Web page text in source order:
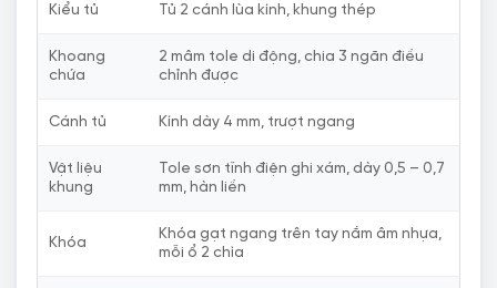
Kiểu tủ Tủ 2 cánh lùa kính, khung thép
Khoang
chứa
2 mâm tole di động, chia 3 ngăn điều
chỉnh được
Cánh tủ Kính dày 4 mm, trượt ngang
Vật liệu
khung
Tole sơn tĩnh điện ghi xám, dày 0,5 – 0,7
mm, hàn liền
Khóa
Khóa gạt ngang trên tay nắm âm nhựa,
mỗi ổ 2 chìa